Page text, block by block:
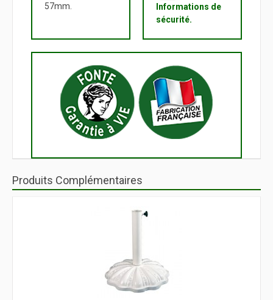
57mm.
Informations de
sécurité.
Produits Complémentaires